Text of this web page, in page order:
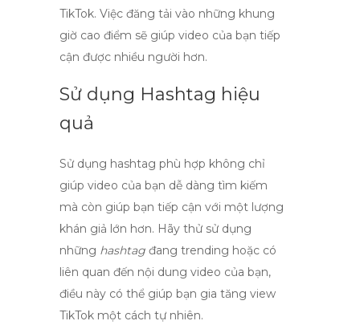
TikTok. Việc đăng tải vào những khung
giờ cao điểm sẽ giúp video của bạn tiếp
cận được nhiều người hơn.
Sử dụng Hashtag hiệu
quả
Sử dụng hashtag phù hợp không chỉ
giúp video của bạn dễ dàng tìm kiếm
mà còn giúp bạn tiếp cận với một lượng
khán giả lớn hơn. Hãy thử sử dụng
những hashtag đang trending hoặc có
liên quan đến nội dung video của bạn,
điều này có thể giúp bạn gia tăng view
TikTok một cách tự nhiên.